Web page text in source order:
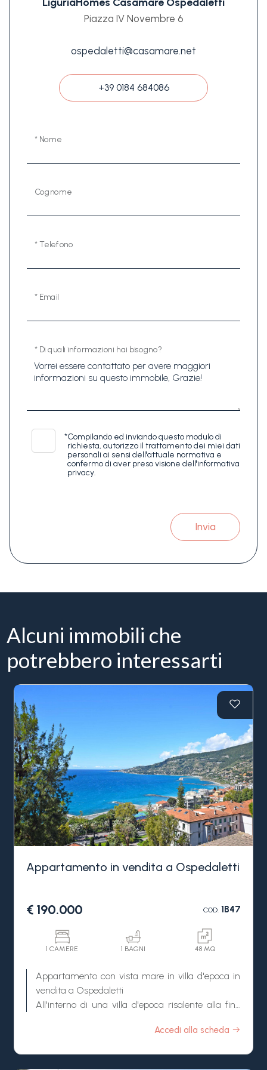
Piazza IV Novembre 6
ospedaletti@casamare.net
+39 0184 684086
* Nome
Cognome
* Telefono
* Email
* Di quali informazioni hai bisogno?
*Compilando ed inviando questo modulo di
richiesta, autorizzo il trattamento dei miei dati
personali ai sensi dell'attuale normativa e
confermo di aver preso visione dell'informativa
privacy.
Invia
Alcuni immobili che
potrebbero interessarti
Appartamento in vendita a Ospedaletti
€ 190.000 COD.1B47
1 CAMERE 1 BAGNI 48 MQ
Appartamento con vista mare in villa d'epoca in
vendita a Ospedaletti
All'interno di una villa d'epoca risalente alla fine
circa 4.000 m² e circondata da assoluta
Accedi alla scheda